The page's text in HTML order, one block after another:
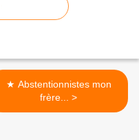
★ Abstentionnistes mon
frère... >